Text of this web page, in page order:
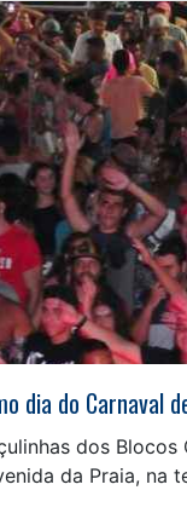
dia do Carnaval
dos
da Praia, na